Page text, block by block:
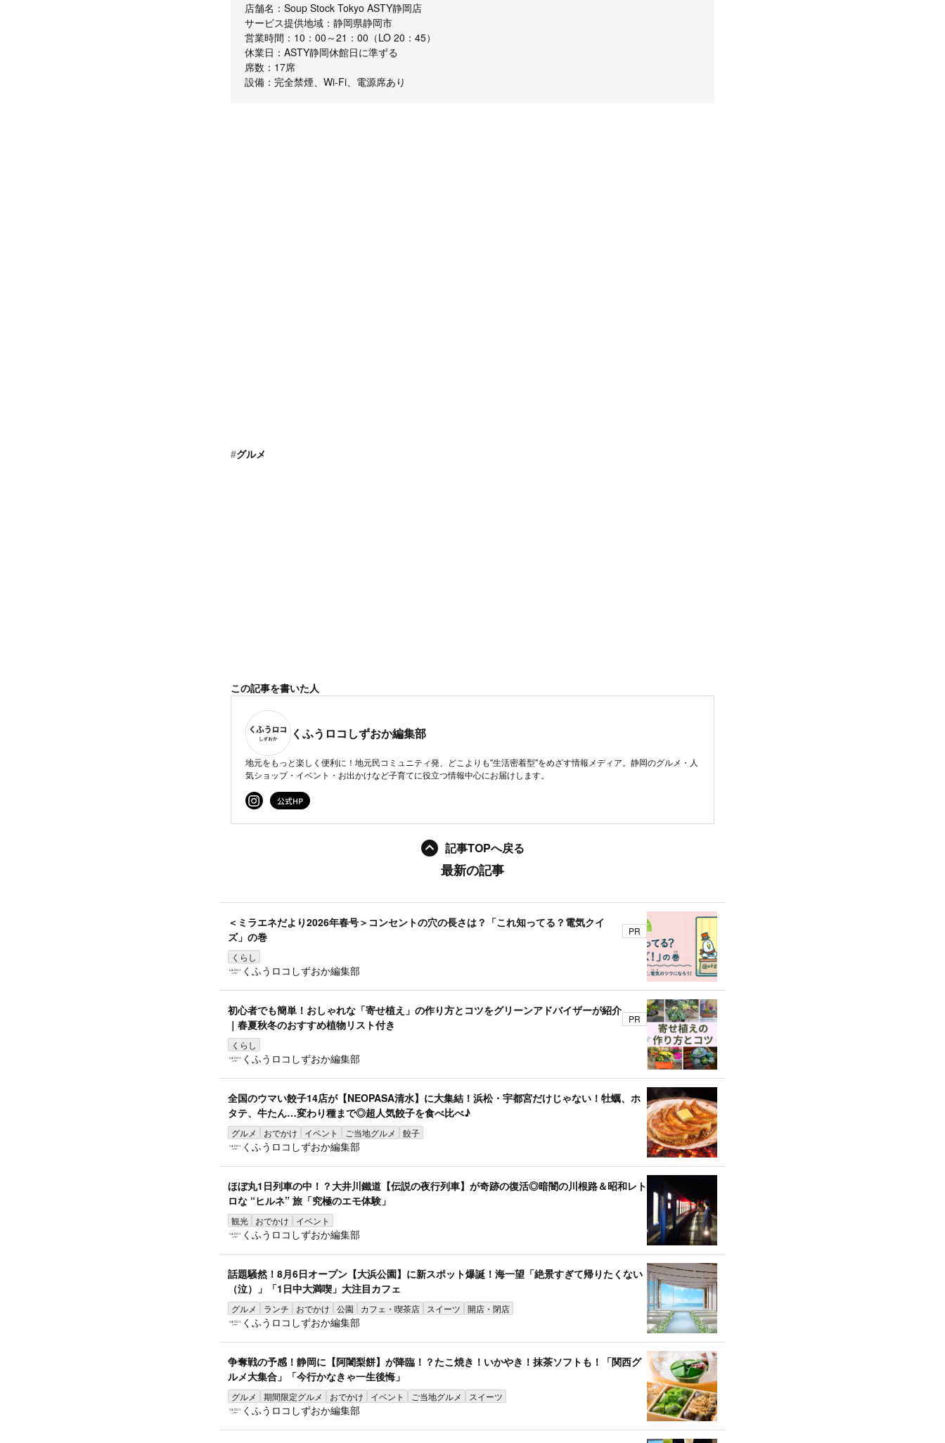
店舗名：Soup Stock Tokyo ASTY静岡店
サービス提供地域：静岡県静岡市
営業時間：10：00～21：00（LO 20：45）
休業日：ASTY静岡休館日に準ずる
席数：17席
設備：完全禁煙、Wi-Fi、電源席あり
#グルメ
この記事を書いた人
くふうロコしずおか編集部
地元をもっと楽しく便利に！地元民コミュニティ発、どこよりも"生活密着型"をめざす情報メディア。静岡のグルメ・人
気ショップ・イベント・お出かけなど子育てに役立つ情報中心にお届けします。
記事TOPへ戻る
最新の記事
＜ミラエネだより2026年春号＞コンセントの穴の長さは？「これ知ってる？電気クイ
ズ」の巻
くらし
くふうロコしずおか編集部
PR
初心者でも簡単！おしゃれな「寄せ植え」の作り方とコツをグリーンアドバイザーが紹介
｜春夏秋冬のおすすめ植物リスト付き
くらし
くふうロコしずおか編集部
PR
全国のウマい餃子14店が【NEOPASA清水】に大集結！浜松・宇都宮だけじゃない！牡蠣、ホ
タテ、牛たん…変わり種まで◎超人気餃子を食べ比べ♪
グルメ おでかけ イベント ご当地グルメ 餃子
くふうロコしずおか編集部
ほぼ丸1日列車の中！？大井川鐵道【伝説の夜行列車】が奇跡の復活◎暗闇の川根路＆昭和レト
ロな “ヒルネ” 旅「究極のエモ体験」
観光 おでかけ イベント
くふうロコしずおか編集部
話題騒然！8月6日オープン【大浜公園】に新スポット爆誕！海一望「絶景すぎて帰りたくない
（泣）」「1日中大満喫」大注目カフェ
グルメ ランチ おでかけ 公園 カフェ・喫茶店 スイーツ 開店・閉店
くふうロコしずおか編集部
争奪戦の予感！静岡に【阿闍梨餅】が降臨！？たこ焼き！いかやき！抹茶ソフトも！「関西グ
ルメ大集合」「今行かなきゃ一生後悔」
グルメ 期間限定グルメ おでかけ イベント ご当地グルメ スイーツ
くふうロコしずおか編集部